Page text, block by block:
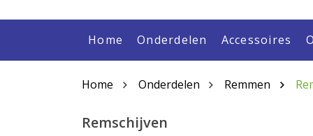
Home Onderdelen Accessoires
Home Onderdelen Remmen
Remschijven